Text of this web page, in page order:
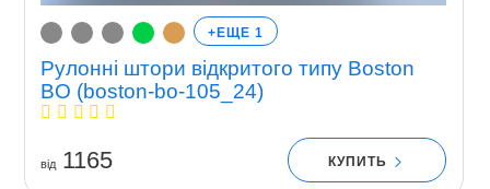
+ЕЩЕ 1
Рулонні штори відкритого типу Boston
BO (boston-bo-105_24)
вiд1165 КУПИТЬ